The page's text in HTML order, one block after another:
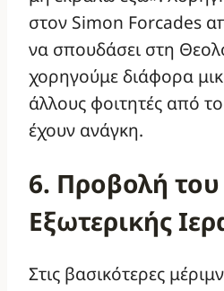
στον Simon Forcades
να σπουδάσει στη
χορηγούμε διάφορα
άλλους φοιτητές από
έχουν ανάγκη.
6. Προβολή του
Εξωτερικής
Στις βασικότερες